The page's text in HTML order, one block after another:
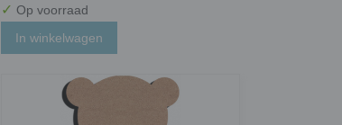
✓ Op voorraad
In winkelwagen